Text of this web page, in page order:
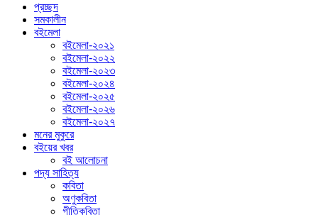
প্রচ্ছদ
সমকালীন
বইমেলা
বইমেলা-২০২১
বইমেলা-২০২২
বইমেলা-২০২৩
বইমেলা-২০২৪
বইমেলা-২০২৫
বইমেলা-২০২৬
বইমেলা-২০২৭
মনের মুকুরে
বইয়ের খবর
বই আলোচনা
পদ্য সাহিত্য
কবিতা
অণুকবিতা
গীতিকবিতা